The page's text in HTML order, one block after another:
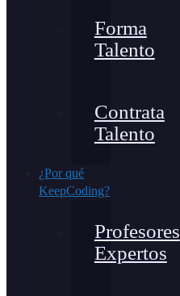
Forma
Talento
Contrata
Talento
¿Por qué
KeepCoding?
Profesores
Expertos